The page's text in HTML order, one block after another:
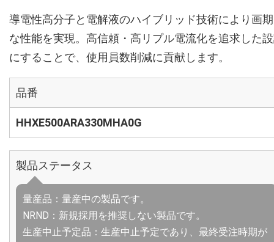
導電性高分子と電解液のハイブリッド技術により画
な性能を実現。高信頼・高リプル電流化を追求した
にすることで、使用員数削減に貢献します。
品番
HHXE500ARA330MHA0G
製品ステータス
量産品：量産中の製品です。
NRND：新規採用を推奨しない製品です。
生産中止予定品：生産中止予定であり、最終受注時期が